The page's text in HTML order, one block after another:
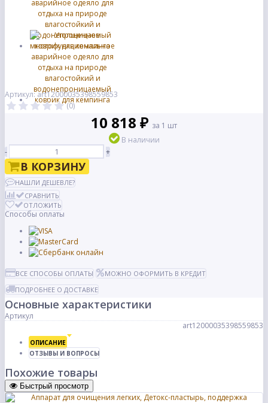
Артикул: art12000035398559853
(0)
10 818 ₽ за 1 шт
В наличии
-
+
В КОРЗИНУ
НАШЛИ ДЕШЕВЛЕ?
СРАВНИТЬ
ОТЛОЖИТЬ
Способы оплаты
ВСЕ СПОСОБЫ ОПЛАТЫ
МОЖНО ОФОРМИТЬ В КРЕДИТ
ПОДРОБНЕЕ О ДОСТАВКЕ
Основные характеристики
Артикул
art12000035398559853
ОПИСАНИЕ
ОТЗЫВЫ И ВОПРОСЫ
Похожие товары
Быстрый просмотр